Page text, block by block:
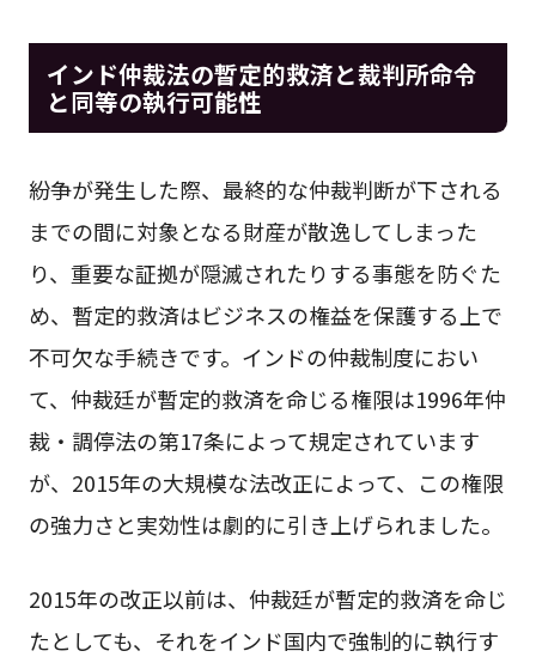
インド仲裁法の暫定的救済と裁判所命令
と同等の執行可能性
紛争が発生した際、最終的な仲裁判断が下される
までの間に対象となる財産が散逸してしまった
り、重要な証拠が隠滅されたりする事態を防ぐた
め、暫定的救済はビジネスの権益を保護する上で
不可欠な手続きです。インドの仲裁制度におい
て、仲裁廷が暫定的救済を命じる権限は1996年仲
裁・調停法の第17条によって規定されています
が、2015年の大規模な法改正によって、この権限
の強力さと実効性は劇的に引き上げられました。
2015年の改正以前は、仲裁廷が暫定的救済を命じ
たとしても、それをインド国内で強制的に執行す